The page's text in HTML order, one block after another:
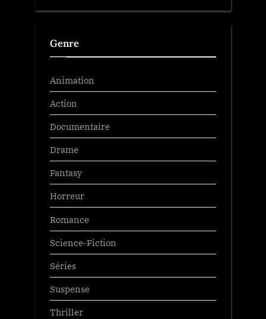
Genre
Animation
Action
Documentaire
Drame
Fantasy
Horreur
Romance
Science-Fiction
Séries
Suspense
Thriller